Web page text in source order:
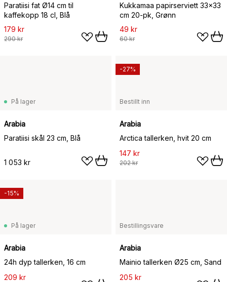
Paratiisi fat Ø14 cm til
kaffekopp 18 cl, Blå
179 kr
290 kr
Kukkamaa papirserviett 33x33
cm 20-pk, Grønn
49 kr
60 kr
På lager
Arabia
Paratiisi skål 23 cm, Blå
1 053 kr
Bestillt inn
Arabia
Arctica tallerken, hvit 20 cm
147 kr
202 kr
-27%
På lager
Arabia
24h dyp tallerken, 16 cm
209 kr
-15%
Bestillingsvare
Arabia
Mainio tallerken Ø25 cm, Sand
205 kr